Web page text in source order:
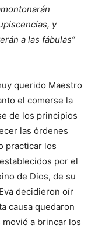
y
a las fábulas”
querido Maestro
el comerse la
de los principios
las órdenes
practicar los
por el
de Dios, de su
decidieron oír
causa quedaron
a brincar los